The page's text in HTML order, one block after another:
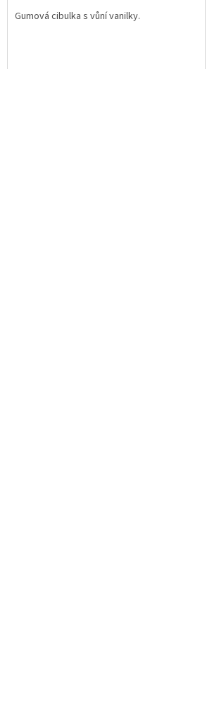
Gumová cibulka s vůní vanilky.